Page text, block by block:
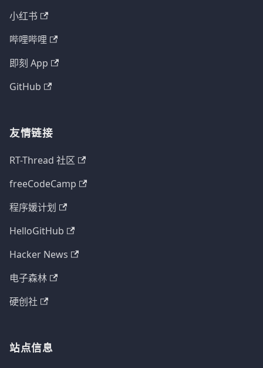
小红书
哔哩哔哩
即刻 App
GitHub
友情链接
RT-Thread 社区
freeCodeCamp
程序媛计划
HelloGitHub
Hacker News
电子森林
硬创社
站点信息